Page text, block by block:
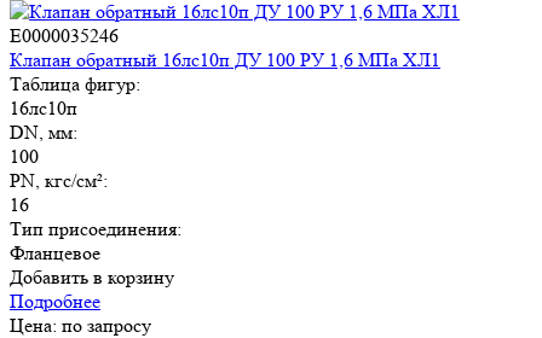
E0000035246
Клапан обратный 16лс10п ДУ 100 РУ 1,6 МПа ХЛ1
Таблица фигур:
16лс10п
DN, мм:
100
PN, кгс/см²:
16
Тип присоединения:
Фланцевое
Добавить в корзину
Подробнее
Цена: по запросу